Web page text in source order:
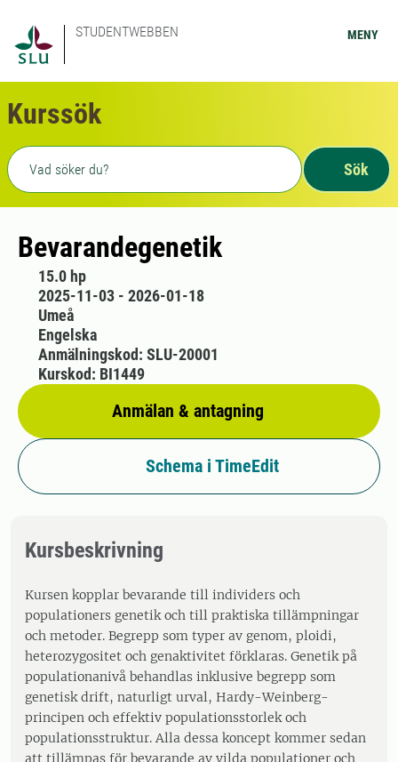
STUDENTWEBBEN MENY
Kurssök
Fritext sökning
Sök
Bevarandegenetik
15.0 hp
2025-11-03 - 2026-01-18
Umeå
Engelska
Anmälan & antagning
Anmälningskod: SLU-20001
Kurskod: BI1449
Schema i TimeEdit
Kursbeskrivning
Kursen kopplar bevarande till individers och
populationers genetik och till praktiska tillämpningar
och metoder. Begrepp som typer av genom, ploidi,
heterozygositet och genaktivitet förklaras. Genetik på
populationanivå behandlas inklusive begrepp som
genetisk drift, naturligt urval, Hardy-Weinberg-
principen och effektiv populationsstorlek och
populationsstruktur. Alla dessa koncept kommer sedan
att tillämpas för bevarande av vilda populationer och